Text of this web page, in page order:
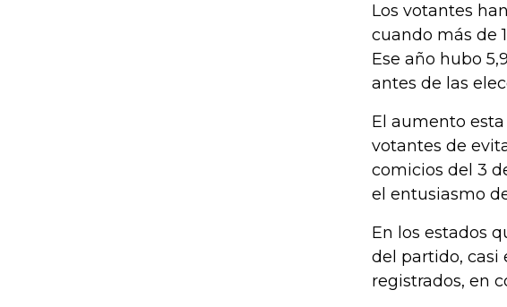
Los votantes
cuando más de
Ese año hubo
antes de las
El aumento
votantes de
comicios del 3
el entusiasmo
En los estados
del partido, casi
registrados, en